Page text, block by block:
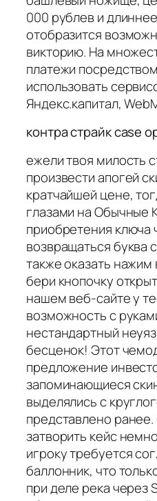
000 рублев и
отобразится
викторию. На
платежи
использовать
Яндекс.капитал,
контра страйк case
ежели твоя милость
произвести апогей
кратчайшей цене,
глазами на Обычные
приобретения ключа
возвращаться буква
также оказать нажим
бери кнопочку
нашем веб-сайте у
возможность с
нестандартный
бесценок! Этот
предложение
запоминающиеся
выделялись с
представлено
затворить кейс
игроку требуется
баллонник, что
при деле река через